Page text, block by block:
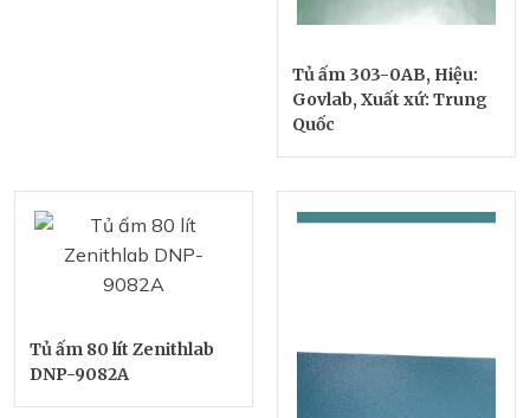
Tủ ấm 303-0AB, Hiệu:
Govlab, Xuất xứ: Trung
Quốc
Tủ ấm 80 lít Zenithlab
DNP-9082A